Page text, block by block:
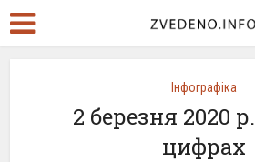
Інфографіка
2 березня 2020
цифрах